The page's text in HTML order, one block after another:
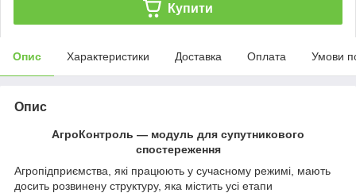
Купити
Опис Характеристики Доставка Оплата Умови
Опис
АгроКонтроль — модуль для супутникового
спостереження
Агропідприємства, які працюють у сучасному режимі, мають
досить розвинену структуру, яка містить усі етапи